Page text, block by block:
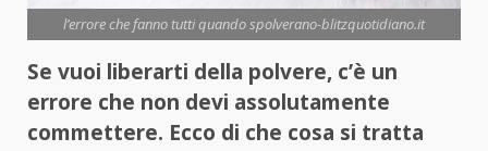
l’errore che fanno tutti quando spolverano-blitzquotidiano.it
Se vuoi liberarti della polvere, c’è un
errore che non devi assolutamente
commettere. Ecco di che cosa si tratta